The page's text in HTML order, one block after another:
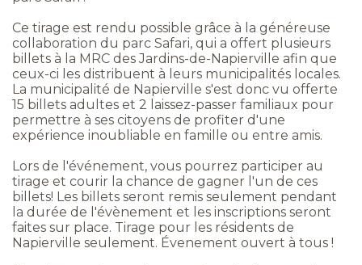
Ce tirage est rendu possible grâce à la généreuse
collaboration du parc Safari, qui a offert plusieurs
billets à la MRC des Jardins-de-Napierville afin que
ceux-ci les distribuent à leurs municipalités locales.
La municipalité de Napierville s'est donc vu offerte
15 billets adultes et 2 laissez-passer familiaux pour
permettre à ses citoyens de profiter d'une
expérience inoubliable en famille ou entre amis.
Lors de l'événement, vous pourrez participer au
tirage et courir la chance de gagner l'un de ces
billets! Les billets seront remis seulement pendant
la durée de l'évènement et les inscriptions seront
faites sur place. Tirage pour les résidents de
Napierville seulement. Évenement ouvert à tous !